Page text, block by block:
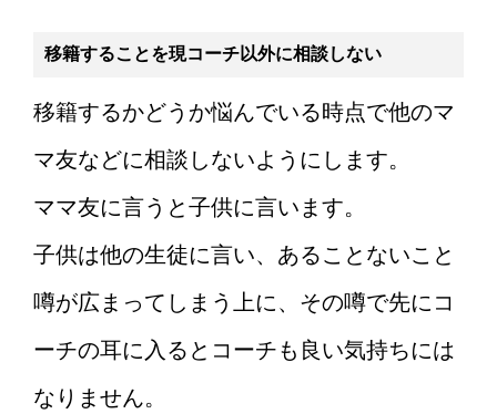
移籍することを現コーチ以外に相談しない
移籍するかどうか悩んでいる時点で他のマ
マ友などに相談しないようにします。
ママ友に言うと子供に言います。
子供は他の生徒に言い、あることないこと
噂が広まってしまう上に、その噂で先にコ
ーチの耳に入るとコーチも良い気持ちには
なりません。